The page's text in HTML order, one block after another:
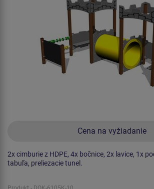
Cena na vyžiadanie
2x cimburie z HDPE, 4x bočnice, 2x lavice, 1x
tabuľa, preliezacie tunel.